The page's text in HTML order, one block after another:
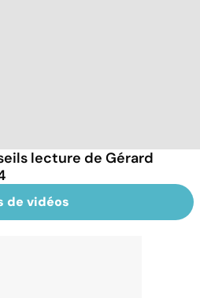
lecture de Gérard
de vidéos